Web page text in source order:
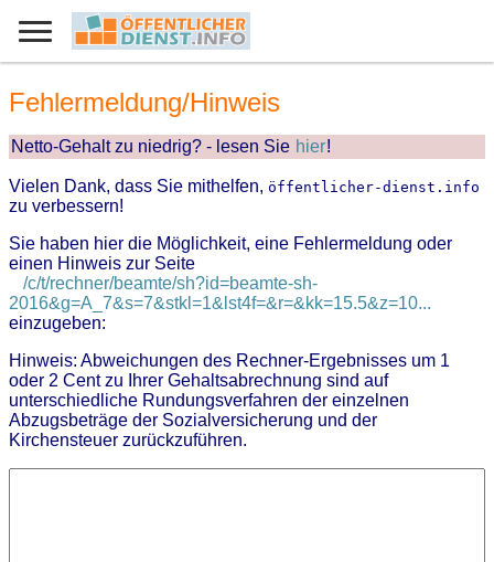
Fehlermeldung/Hinweis
Netto-Gehalt zu niedrig? - lesen Sie hier!
Vielen Dank, dass Sie mithelfen, öffentlicher-dienst.info
zu verbessern!
Sie haben hier die Möglichkeit, eine Fehlermeldung oder
einen Hinweis zur Seite
/c/t/rechner/beamte/sh?id=beamte-sh-
2016&g=A_7&s=7&stkl=1&lst4f=&r=&kk=15.5&z=10...
einzugeben:
Hinweis: Abweichungen des Rechner-Ergebnisses um 1
oder 2 Cent zu Ihrer Gehaltsabrechnung sind auf
unterschiedliche Rundungsverfahren der einzelnen
Abzugsbeträge der Sozialversicherung und der
Kirchensteuer zurückzuführen.